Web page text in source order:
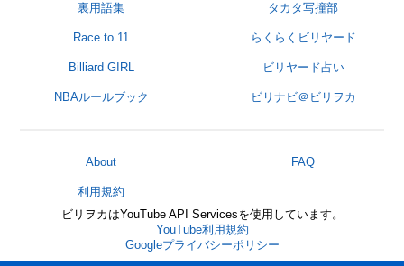
裏用語集 タカタ写撞部
Race to 11 らくらくビリヤード
Billiard GIRL ビリヤード占い
NBAルールブック ビリナビ＠ビリヲカ
About FAQ
利用規約
ビリヲカはYouTube API Servicesを使用しています。
YouTube利用規約
Googleプライバシーポリシー